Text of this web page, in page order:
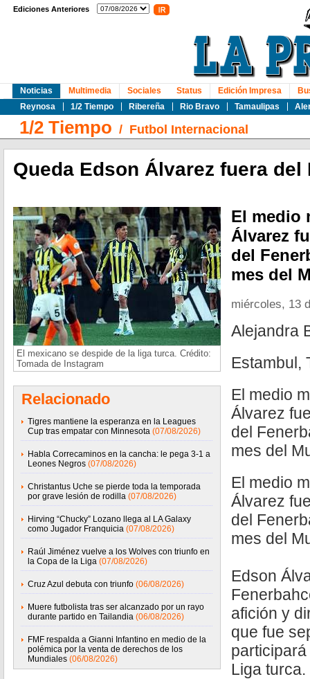
Ediciones Anteriores
Noticias
Reynosa
1/2 Tiempo Ribereña Rio Bravo Tamaulipas
Multimedia Sociales Status Edición Impresa
1/2 Tiempo / Futbol Internacional
Queda Edson Álvarez fuera del
El mexicano se despide de la liga turca. Crédito:
Tomada de Instagram
Relacionado
Tigres mantiene la esperanza en la Leagues
Cup tras empatar con Minnesota (07/08/2026)
Habla Correcaminos en la cancha: le pega 3-1 a
Leones Negros (07/08/2026)
Christantus Uche se pierde toda la temporada
por grave lesión de rodilla (07/08/2026)
Hirving “Chucky” Lozano llega al LA Galaxy
como Jugador Franquicia (07/08/2026)
Raúl Jiménez vuelve a los Wolves con triunfo en
la Copa de la Liga (07/08/2026)
Cruz Azul debuta con triunfo (06/08/2026)
Muere futbolista tras ser alcanzado por un rayo
durante partido en Tailandia (06/08/2026)
FMF respalda a Gianni Infantino en medio de la
polémica por la venta de derechos de los
Mundiales (06/08/2026)
El medio
Álvarez
del
mes del
miércoles, 13
Alejandra
Estambul,
El medio
Álvarez
del
mes del
El medio
Álvarez
del
mes del
Edson
afición y
que fue
Liga turca.